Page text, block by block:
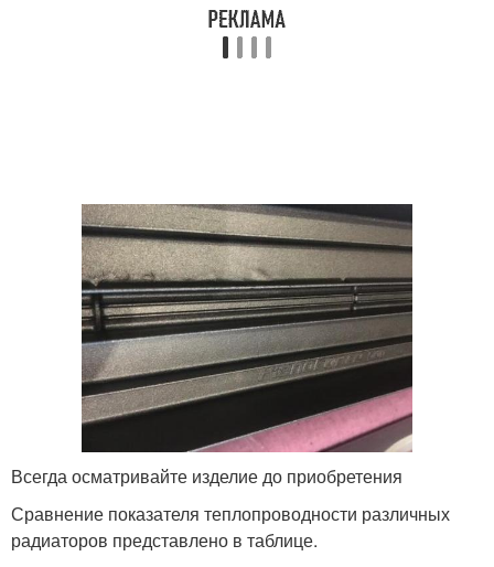
Всегда осматривайте изделие до приобретения
Сравнение показателя теплопроводности различных
радиаторов представлено в таблице.